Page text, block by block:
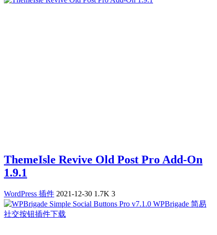
ThemeIsle Revive Old Post Pro Add-On
1.9.1
WordPress 插件 2021-12-30 1.7K 3